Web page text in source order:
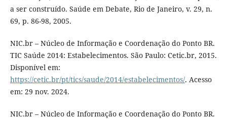
a ser construído. Saúde em Debate, Rio de Janeiro, v. 29, n.
69, p. 86-98, 2005.
NIC.br – Núcleo de Informação e Coordenação do Ponto BR.
TIC Saúde 2014: Estabelecimentos. São Paulo: Cetic.br, 2015.
Disponível em:
https://cetic.br/pt/tics/saude/2014/estabelecimentos/. Acesso
em: 29 nov. 2024.
NIC.br – Núcleo de Informação e Coordenação do Ponto BR.